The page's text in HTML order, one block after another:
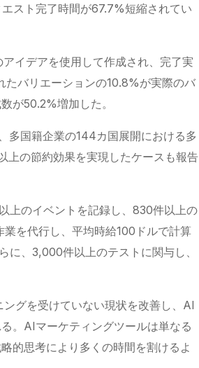
スト完了時間が67.7%短縮されてい
イデアを使用して作成され、完了実
バリエーションの10.8%が実際のバ
が50.2%増加した。
多国籍企業の144カ国展開における多
上の節約効果を実現したケースも報告
上のイベントを記録し、830件以上の
を代行し、平均時給100ドルで計算
に、3,000件以上のテストに関与し、
グを受けていない現状を改善し、AI
。AIマーケティングツールは単なる
的思考により多くの時間を割けるよ